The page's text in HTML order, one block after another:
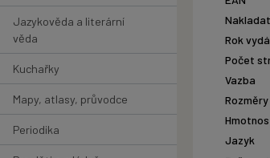
Jazykověda a literární
věda
Kuchařky
Mapy, atlasy, průvodce
Periodika
Rok
Počet
Vazba
Rozměry
Jazyk